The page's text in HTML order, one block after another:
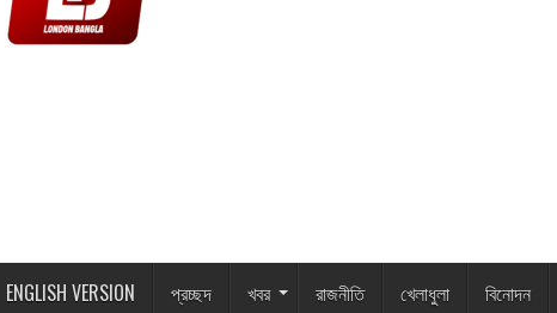
ENGLISH VERSION প্রচ্ছদ খবর রাজনীতি খেলাধুলা বিনোদন